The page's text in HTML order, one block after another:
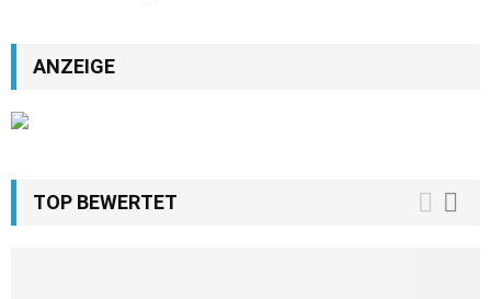
ANZEIGE
TOP BEWERTET